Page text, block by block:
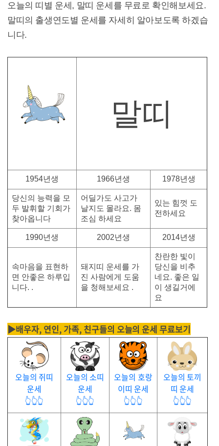
오늘의 띠별 운세, 말띠 운세를 무료로 확인해보세요.
말띠의 출생연도별 운세를 자세히 알아보도록 하겠습
니다.
말띠
1954년생 1966년생 1978년생
당신의 능력을 모
두 발휘할 기회가
찾아옵니다
어딜가도 사고가
날지도 몰라요. 몸
조심 하세요
있는 힘껏 도
전하세요
1990년생 2002년생 2014년생
속마음을 표현하
면 안좋은 하루입
니다. .
돼지띠 운세를 가
진 사람에게 도움
을 청해보세요 .
찬란한 빛이
당신을 비추
네요. 좋은 일
이 생길거에
요
▶배우자, 연인, 가족, 친구들의 오늘의 운세 무료보기
오늘의 쥐띠
운세
👆👆👆
오늘의 소띠
운세
👆👆👆
오늘의 호랑
이띠 운세
👆👆👆
오늘의 토끼
띠 운세
👆👆👆